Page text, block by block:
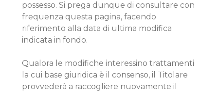
possesso. Si prega dunque di consultare con
frequenza questa pagina, facendo
riferimento alla data di ultima modifica
indicata in fondo.
Qualora le modifiche interessino trattamenti
la cui base giuridica è il consenso, il Titolare
provvederà a raccogliere nuovamente il